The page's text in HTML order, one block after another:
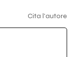
Cita l'autore